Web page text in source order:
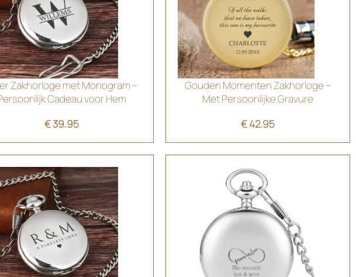
Zakhorloge met Monogram –
Cadeau voor Hem
€39.95
Gouden Momenten Zakhorloge –
Met Persoonlijke Gravure
€42.95